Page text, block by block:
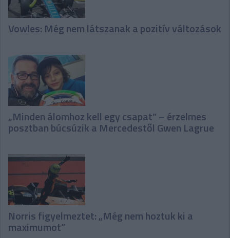
Vowles: Még nem látszanak a pozitív változások
„Minden álomhoz kell egy csapat” – érzelmes
posztban búcsúzik a Mercedestől Gwen Lagrue
Norris figyelmeztet: „Még nem hoztuk ki a
maximumot”